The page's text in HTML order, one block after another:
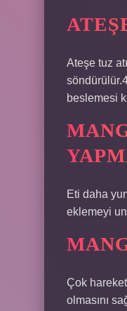
Ateşe tuz
beslemesi
Eti daha
eklemeyi
Çok
olmasını